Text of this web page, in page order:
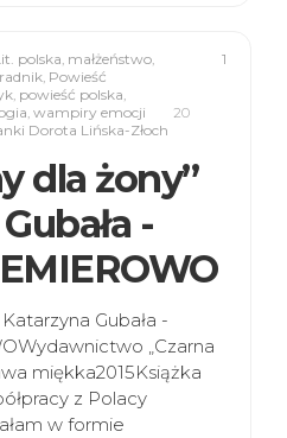
1
polska, małżeństwo,
, Powieść
, powieść polska,
, wampiry emocji
20
Dorota Lińska-Złoch
dla żony”
-
Gubała -
„Czarna
miękka2015Książka
z Polacy
w formie